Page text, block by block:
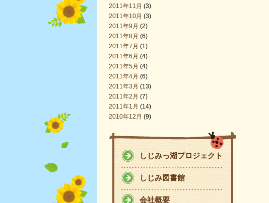
2011年11月 (3)
2011年10月 (3)
2011年9月 (2)
2011年8月 (6)
2011年7月 (1)
2011年6月 (4)
2011年5月 (4)
2011年4月 (6)
2011年3月 (13)
2011年2月 (7)
2011年1月 (14)
2010年12月 (9)
しじみっ湖プロジェクト
しじみ図書館
会社概要